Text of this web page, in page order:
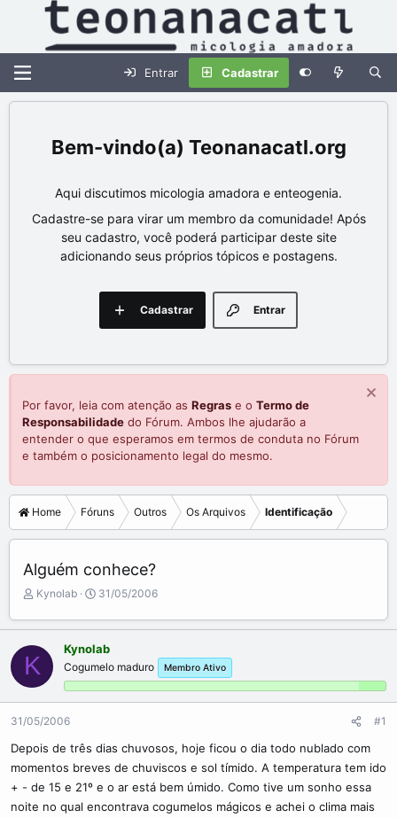
Entrar Cadastrar
Teonanacatl.org
Aqui discutimos micologia amadora e enteogenia.
Cadastre-se para virar um membro da comunidade! Após
seu cadastro, você poderá participar deste site
adicionando seus próprios tópicos e postagens.
Entrar
Cadastrar
Por favor, leia com atenção as Regras e o Termo de
Responsabilidade do Fórum. Ambos lhe ajudarão a
entender o que esperamos em termos de conduta no Fórum
e também o posicionamento legal do mesmo.
Home Fóruns Outros Os Arquivos Identificação
Alguém conhece?
C
i
d
o
r
d
o
ó
p
i
Kynolab
D
t
d
e
i
n
i
o
31/05/2006
K
Kynolab
Cogumelo maduro Membro Ativo
31/05/2006 #1
Depois de três dias chuvosos, hoje ficou o dia todo nublado com
momentos breves de chuviscos e sol tímido. A temperatura tem ido
+ - de 15 e 21º e o ar está bem úmido. Como tive um sonho essa
noite no qual encontrava cogumelos mágicos e achei o clima mais